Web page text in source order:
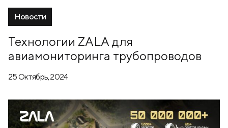
Новости
Технологии ZALA для
авиамониторинга трубопроводов
25 Октябрь, 2024